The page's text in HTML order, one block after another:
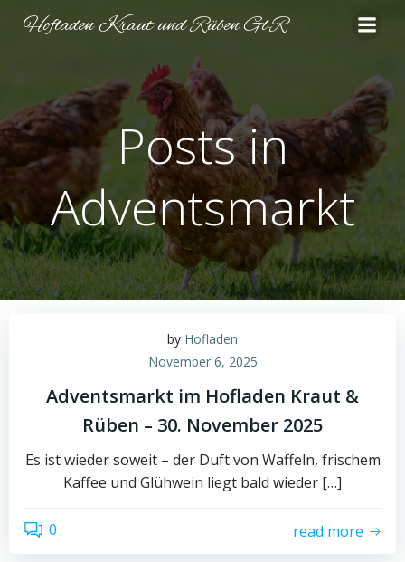
Inhalt
Hofladen Kraut und Rüben GbR
Posts in
Adventsmarkt
by Hofladen
November 6, 2025
Adventsmarkt im Hofladen Kraut &
Rüben – 30. November 2025
Es ist wieder soweit – der Duft von Waffeln, frischem
Kaffee und Glühwein liegt bald wieder […]
0 read more